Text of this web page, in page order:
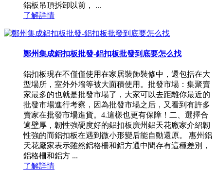
鋁板吊頂拆卸以前， ...
了解詳情
鄭州集成鋁扣板批發-鋁扣板批發到底要怎么找
鋁扣板現在不僅僅使用在家居裝飾裝修中，還包括在大
型場所，室外外墻等被大面積使用。批發市場：集聚賣
家最多的也就是批發市場了，大家可以去距離你最近的
批發市場進行考察，因為批發市場之后，又看到有許多
賣家在批發市場進貨。4.這樣也更有保障！二、選擇合
適壁厚，韌性強硬度好的鋁扣板廣州鋁天花廠家介紹韌
性強的而鋁扣板在遇到微小形變后能自動還原。 惠州鋁
天花廠家表示雖然鋁格柵和鋁方通中間存有這種差別，
鋁格柵和鋁方 ...
了解詳情